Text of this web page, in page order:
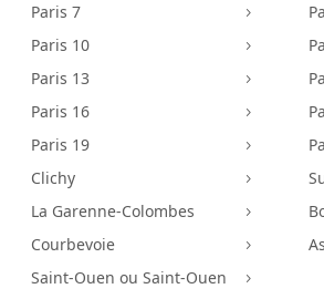
Paris 7 5
Paris 10 5
Paris 13 5
Paris 16 5
Paris 19 5
Clichy 5
La Garenne-Colombes 5
Courbevoie 5
Saint-Ouen ou Saint-Ouen 5